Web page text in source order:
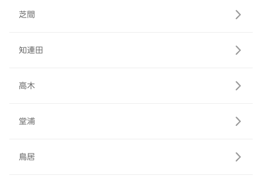
芝間
知連田
高木
堂浦
鳥居